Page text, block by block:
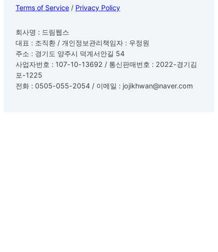
Terms of Service / Privacy Policy
회사명 : 드림웹스
대표 : 조직환 / 개인정보관리책임자 : 우정원
주소 : 경기도 양주시 덕계서안길 54
사업자번호 : 107-10-13692 / 통신판매번호 : 2022-경기김
포-1225
전화 : 0505-055-2054 / 이메일 : jojikhwan@naver.com